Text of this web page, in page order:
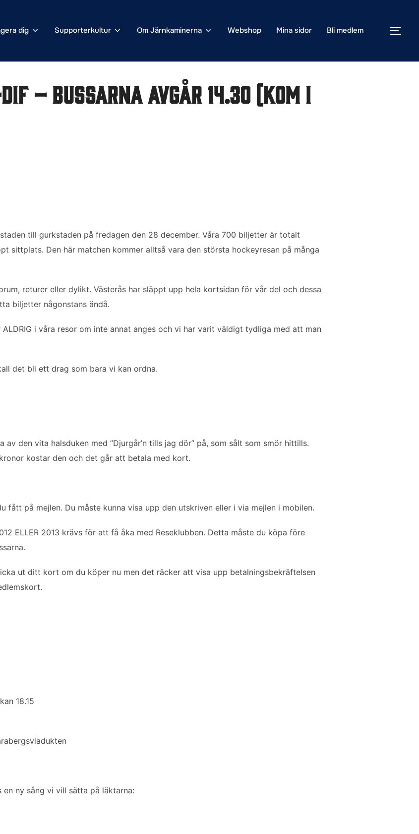
dig Supporterkultur Om Järnkaminerna Webshop Mina sidor Bli medlem SLÅ
– bussarna avgår 14.30 (kom i
till gurkstaden på fredagen den 28 december. Våra 700 biljetter är totalt
sittplats. Den här matchen kommer alltså vara den största hockeyresan på många
returer eller dylikt. Västerås har släppt upp hela kortsidan för vår del och dessa
biljetter någonstans ändå.
i våra resor om inte annat anges och vi har varit väldigt tydliga med att man
det bli ett drag som bara vi kan ordna.
av den vita halsduken med ”Djurgår’n tills jag dör” på, som sålt som smör hittills.
kostar den och det går att betala med kort.
fått på mejlen. Du måste kunna visa upp den utskriven eller i via mejlen i mobilen.
ELLER 2013 krävs för att få åka med Reseklubben. Detta måste du köpa före
ut ditt kort om du köper nu men det räcker att visa upp betalningsbekräftelsen
18.15
en ny sång vi vill sätta på läktarna: